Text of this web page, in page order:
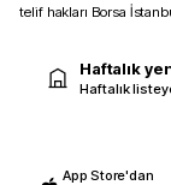
telif hakları Borsa
Haftalık
Haftalık
App Store'dan